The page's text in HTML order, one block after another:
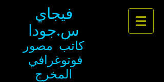
فيجاي
س.جودا
كاتب مصور
فوتوغرافي
المخرج